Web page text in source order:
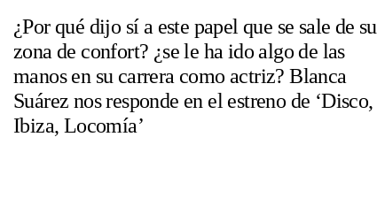
¿Por qué dijo sí a este papel que se sale de su
zona de confort? ¿se le ha ido algo de las
manos en su carrera como actriz? Blanca
Suárez nos responde en el estreno de ‘Disco,
Ibiza, Locomía’